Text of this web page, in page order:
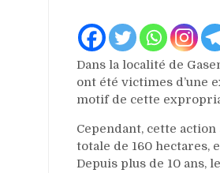
Dans la localité de
ont été victimes d’une
motif de cette
Cependant, cette
totale de 160
Depuis plus de 10 ans,